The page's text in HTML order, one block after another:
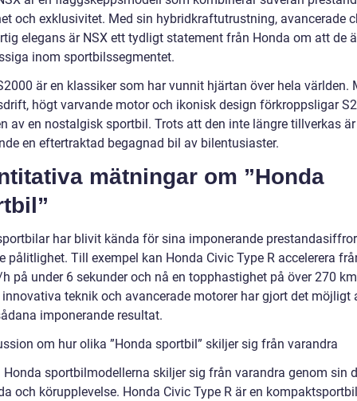
och exklusivitet. Med sin hybridkraftutrustning, avancerade
elegans är NSX ett tydligt statement från Honda om att de
inom sportbilssegmentet.
är en klassiker som har vunnit hjärtan över hela världen.
högt varvande motor och ikonisk design förkroppsligar
av en nostalgisk sportbil. Trots att den inte längre tillverkas
en eftertraktad begagnad bil av bilentusiaster.
mätningar om ”Honda
har blivit kända för sina imponerande
pålitlighet. Till exempel kan Honda Civic Type R accelerera
på under 6 sekunder och nå en topphastighet på över 270
teknik och avancerade motorer har gjort det möjligt
imponerande resultat.
om hur olika ”Honda sportbil” skiljer sig från varandra
Honda sportbilmodellerna skiljer sig från varandra genom sin
och körupplevelse. Honda Civic Type R är en